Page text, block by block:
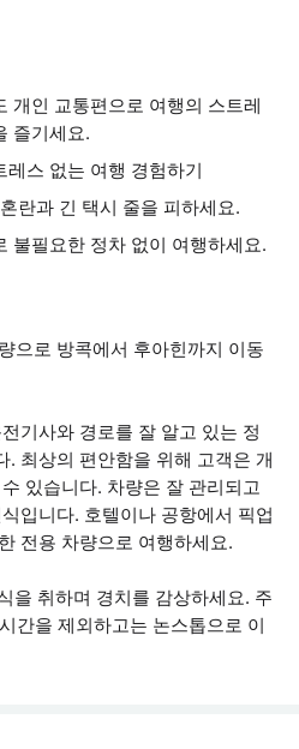
개인 교통편으로 여행의 스트레
즐기세요.
스 없는 여행 경험하기
란과 긴 택시 줄을 피하세요.
불필요한 정차 없이 여행하세요.
으로 방콕에서 후아힌까지 이동
기사와 경로를 잘 알고 있는 정
. 최상의 편안함을 위해 고객은 개
있습니다. 차량은 잘 관리되고
입니다. 호텔이나 공항에서 픽업
전용 차량으로 여행하세요.
을 취하며 경치를 감상하세요. 주
간을 제외하고는 논스톱으로 이